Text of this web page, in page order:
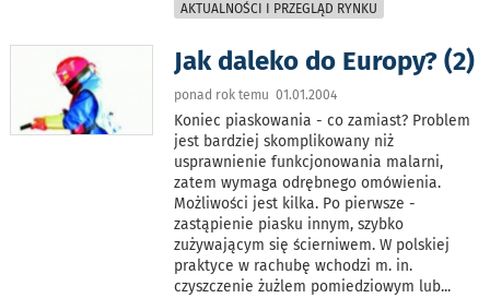
AKTUALNOŚCI I PRZEGLĄD RYNKU
Jak daleko do Europy? (2)
ponad rok temu 01.01.2004
Koniec piaskowania - co zamiast? Problem
jest bardziej skomplikowany niż
usprawnienie funkcjonowania malarni,
zatem wymaga odrębnego omówienia.
Możliwości jest kilka. Po pierwsze -
zastąpienie piasku innym, szybko
zużywającym się ścierniwem. W polskiej
praktyce w rachubę wchodzi m. in.
czyszczenie żużlem pomiedziowym lub...